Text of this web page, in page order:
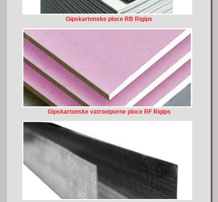
Gipskartonske ploce RB Rigips
Gipskartonske vatrootporne ploce RF Rigips